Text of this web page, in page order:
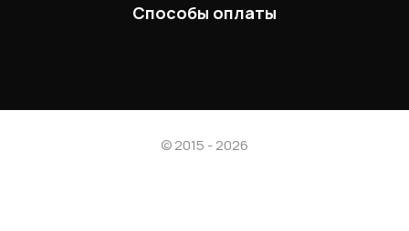
Способы оплаты
© 2015 - 2026